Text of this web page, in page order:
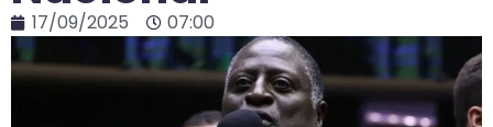
17/09/2025 07:00